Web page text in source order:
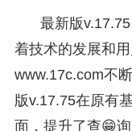
最新版
着技术的发展和
www.17c.com不
版v.17.75在原有
面，提升了查😁